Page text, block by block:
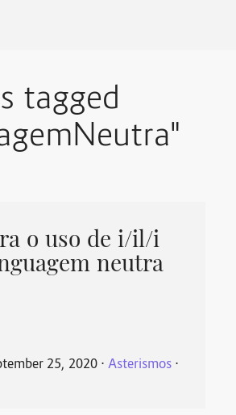
tagged
o uso de i/il/i
neutra
25, 2020 ⋅Asterismos ⋅